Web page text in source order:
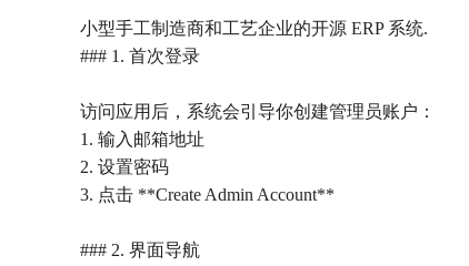
小型手工制造商和工艺企业的开源 ERP 系统.
### 1. 首次登录
访问应用后，系统会引导你创建管理员账户：
1. 输入邮箱地址
2. 设置密码
3. 点击 **Create Admin Account**
### 2. 界面导航